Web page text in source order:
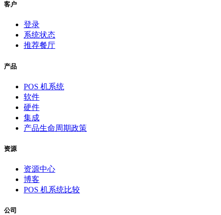
客户
登录
系统状态
推荐餐厅
产品
POS 机系统
软件
硬件
集成
产品生命周期政策
资源
资源中心
博客
POS 机系统比较
公司